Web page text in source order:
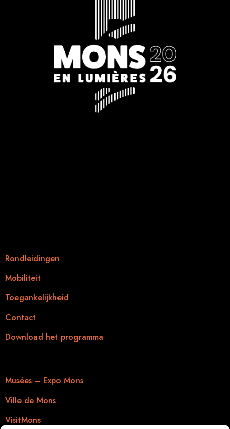
Rondleidingen
Mobiliteit
Toegankelijkheid
Contact
Download het programma
Musées – Expo Mons
Ville de Mons
VisitMons